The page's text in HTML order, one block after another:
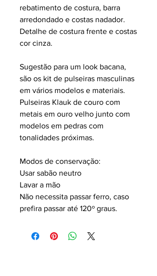
rebatimento de costura, barra
arredondado e costas nadador.
Detalhe de costura frente e costas
cor cinza.
Sugestão para um look bacana,
são os kit de pulseiras masculinas
em vários modelos e materiais.
Pulseiras Klauk de couro com
metais em ouro velho junto com
modelos em pedras com
tonalidades próximas.
Modos de conservação:
Usar sabão neutro
Lavar a mão
Não necessita passar ferro, caso
prefira passar até 120º graus.